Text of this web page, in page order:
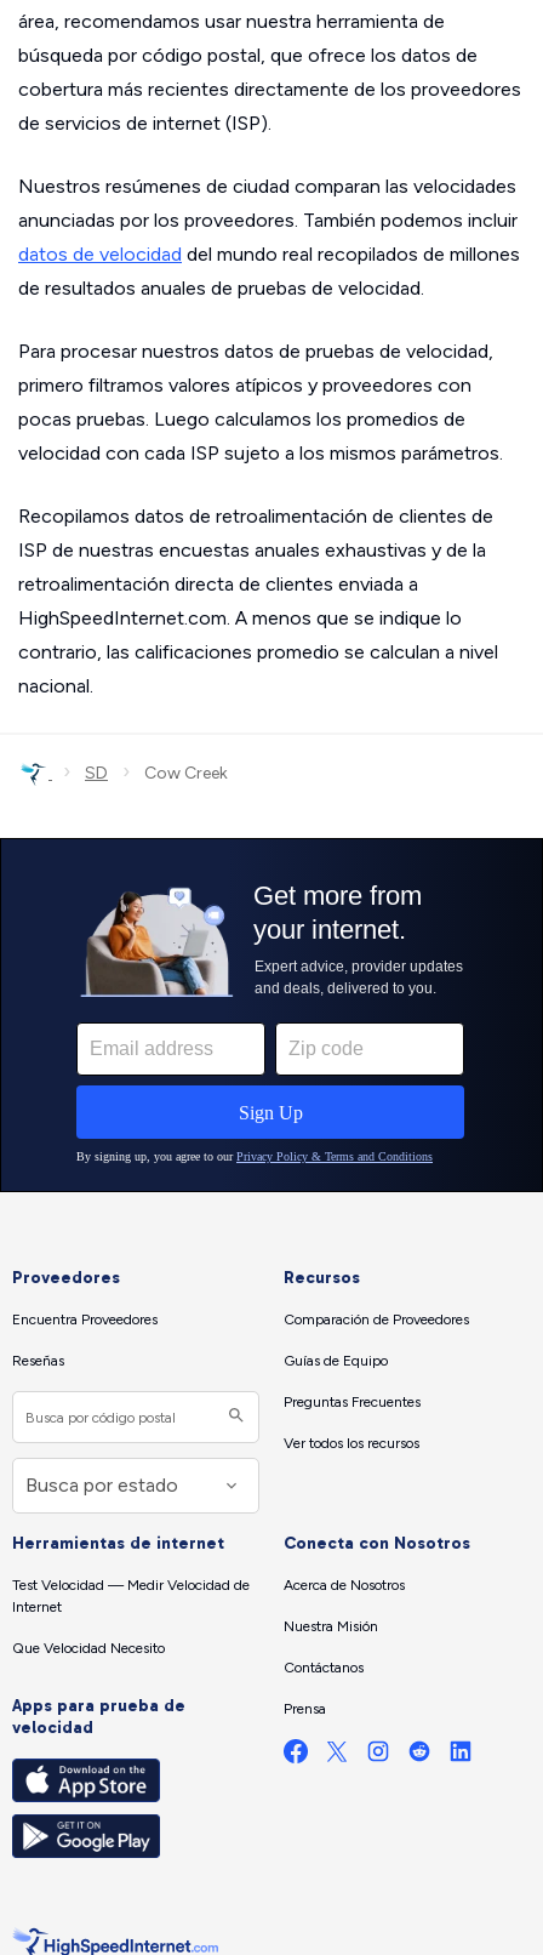
área, recomendamos usar nuestra herramienta de
búsqueda por código postal, que ofrece los datos de
cobertura más recientes directamente de los proveedores
de servicios de internet (ISP).
Nuestros resúmenes de ciudad comparan las velocidades
anunciadas por los proveedores. También podemos incluir
datos de velocidad del mundo real recopilados de millones
de resultados anuales de pruebas de velocidad.
Para procesar nuestros datos de pruebas de velocidad,
primero filtramos valores atípicos y proveedores con
pocas pruebas. Luego calculamos los promedios de
velocidad con cada ISP sujeto a los mismos parámetros.
Recopilamos datos de retroalimentación de clientes de
ISP de nuestras encuestas anuales exhaustivas y de la
retroalimentación directa de clientes enviada a
HighSpeedInternet.com. A menos que se indique lo
contrario, las calificaciones promedio se calculan a nivel
nacional.
› SD › Cow Creek
Proveedores
Encuentra Proveedores
Reseñas
Recursos
Comparación de Proveedores
Guías de Equipo
Preguntas Frecuentes
Ver todos los recursos
Herramientas de internet
Test Velocidad — Medir Velocidad de
Internet
Que Velocidad Necesito
Apps para prueba de
velocidad
Conecta con Nosotros
Acerca de Nosotros
Nuestra Misión
Contáctanos
Prensa